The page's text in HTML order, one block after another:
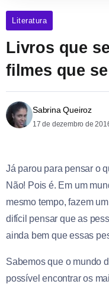
Literatura
Livros que
filmes que
Sabrina Queiroz
17 de dezembro de
Já parou para pensar o
Não! Pois é. Em um
mesmo tempo, fazem
difícil pensar que as
ainda bem que essas
Sabemos que o mundo
possível encontrar os